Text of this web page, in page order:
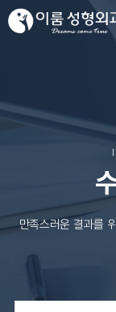
만족스러운 결과를